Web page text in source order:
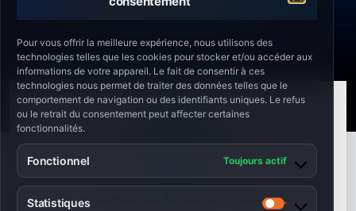
Pour vous offrir la meilleure expérience, nous utilisons des
technologies telles que les cookies pour stocker et/ou accéder aux
informations de votre appareil. Le fait de consentir à ces
technologies nous permet de traiter des données telles que le
comportement de navigation ou des identifiants uniques. Le refus
ou le retrait du consentement peut affecter certaines
fonctionnalités.
Fonctionnel Toujours actif
Statistiques
40k+
20+
SPÉCIALISTES AU SEIN DE L’ÉQUIPE